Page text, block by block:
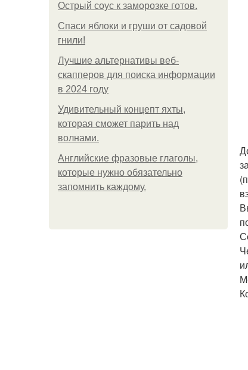
Острый соус к заморозке готов.
Спаси яблоки и груши от садовой
гнили!
Лучшие альтернативы веб-
скапперов для поиска информации
в 2024 году
Удивительный концепт яхты,
которая сможет парить над
волнами.
Английские фразовые глаголы,
которые нужно обязательно
запомнить каждому.